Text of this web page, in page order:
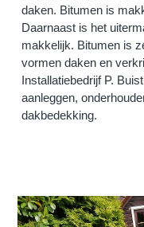
daken. Bitumen is
Daarnaast is het
makkelijk. Bitumen is
vormen daken en
Installatiebedrijf P.
aanleggen,
dakbedekking.